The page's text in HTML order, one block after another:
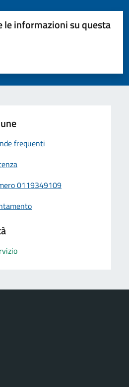
le informazioni su questa
su 5
su 5
5
frequenti
0119349109